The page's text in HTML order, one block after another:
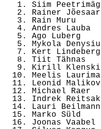
1. Siim
2. Rainer
3. Rain Muru
4. Andres Lauba
5. Ago Luberg
5. Mykola
7. Kert
8. Tiit Tähnas
9. Kirill
10. Meelis
11. Leonid
12. Michael Raer
13. Indrek
14. Lauri
15. Marko Süld
16. Joonas